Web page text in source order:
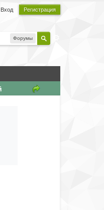
Вход Регистрация
Форумы